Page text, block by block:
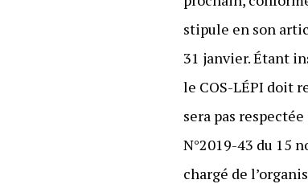
stipule en son
31 janvier. Étant
le COS-LÉPI doit
sera pas
N°2019-43 du 15
chargé de